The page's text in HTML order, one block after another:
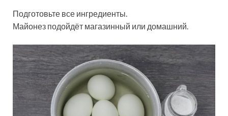
Подготовьте все ингредиенты.
Майонез подойдёт магазинный или домашний.